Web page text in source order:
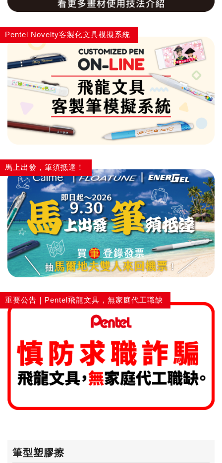
Pentel Novelty客製化文具模擬系統
馬上出發，筆須抵達！
重要公告｜Pentel飛龍文具，無家庭代工職缺
筆型塑膠擦